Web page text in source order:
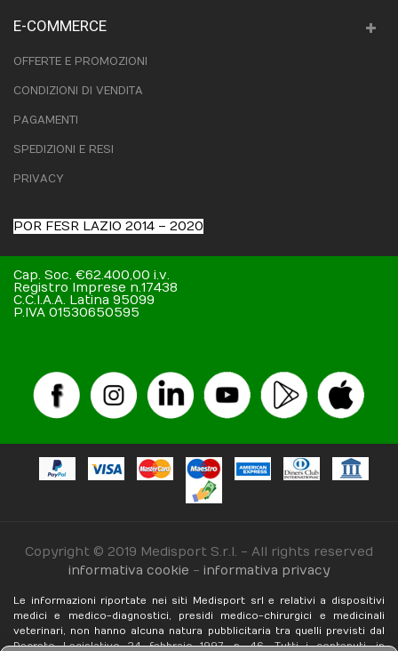
E-COMMERCE
OFFERTE E PROMOZIONI
CONDIZIONI DI VENDITA
PAGAMENTI
SPEDIZIONI E RESI
PRIVACY
POR FESR LAZIO 2014 – 2020
Cap. Soc. €62.400,00 i.v.
Registro Imprese n.17438
C.C.I.A.A. Latina 95099
P.IVA 01530650595
Copyright © 2019 Medisport S.r.l. - All rights reserved
informativa cookie - informativa privacy
Le informazioni riportate nei siti Medisport srl e relativi a dispositivi
medici e medico-diagnostici, presidi medico-chirurgici e medicinali
veterinari, non hanno alcuna natura pubblicitaria tra quelli previsti dal
Decreto Legislativo 24 febbraio 1997, n. 46. Tutti i contenuti, in